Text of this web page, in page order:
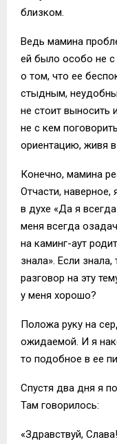
близком.
Ведь мамина
ей было особо не с
о том, что ее
стыдным,
не стоит выносить
не с кем
ориентацию, живя
Конечно, мамина
Отчасти, наверное,
в духе «Да я
меня всегда
на каминг-аут
знала». Если
разговор на эту
у меня хорошо?
Положа руку на
ожидаемой. И я
то подобное в ее
Спустя два дня я
Там говорилось:
«Здравствуй,